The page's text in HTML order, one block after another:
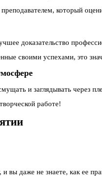
который
доказательство
своими успехами, это
и заглядывать через
работе!
вы даже не знаете, как ее